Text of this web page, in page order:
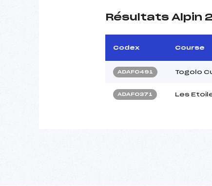
Résultats Alpin
Codex Course
ADAF0491 Togolo
ADAF0371 Les